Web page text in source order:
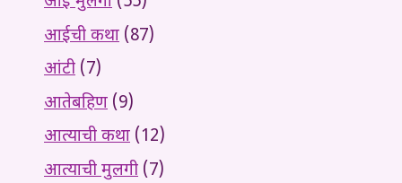
आईची कथा (87)
आंटी (7)
आतेबहिण (9)
आत्याची कथा (12)
आत्याची मुलगी (7)